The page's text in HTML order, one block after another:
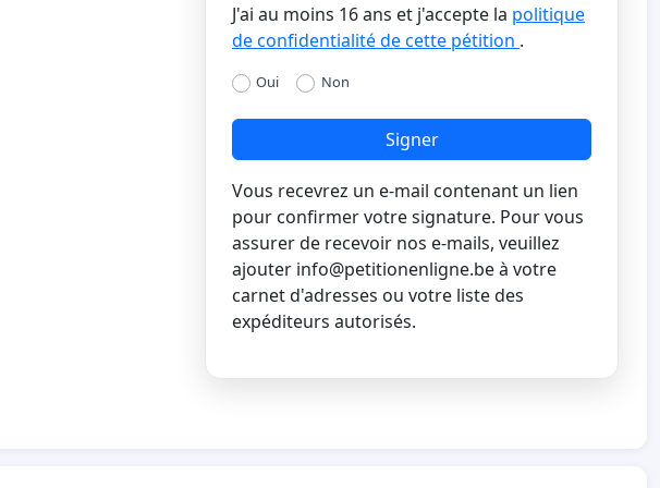
J'ai au moins 16 ans et j'accepte la politique
de confidentialité de cette pétition .
Oui Non
Signer
Vous recevrez un e-mail contenant un lien
pour confirmer votre signature. Pour vous
assurer de recevoir nos e-mails, veuillez
ajouter info@petitionenligne.beà votre
carnet d'adresses ou votre liste des
expéditeurs autorisés.